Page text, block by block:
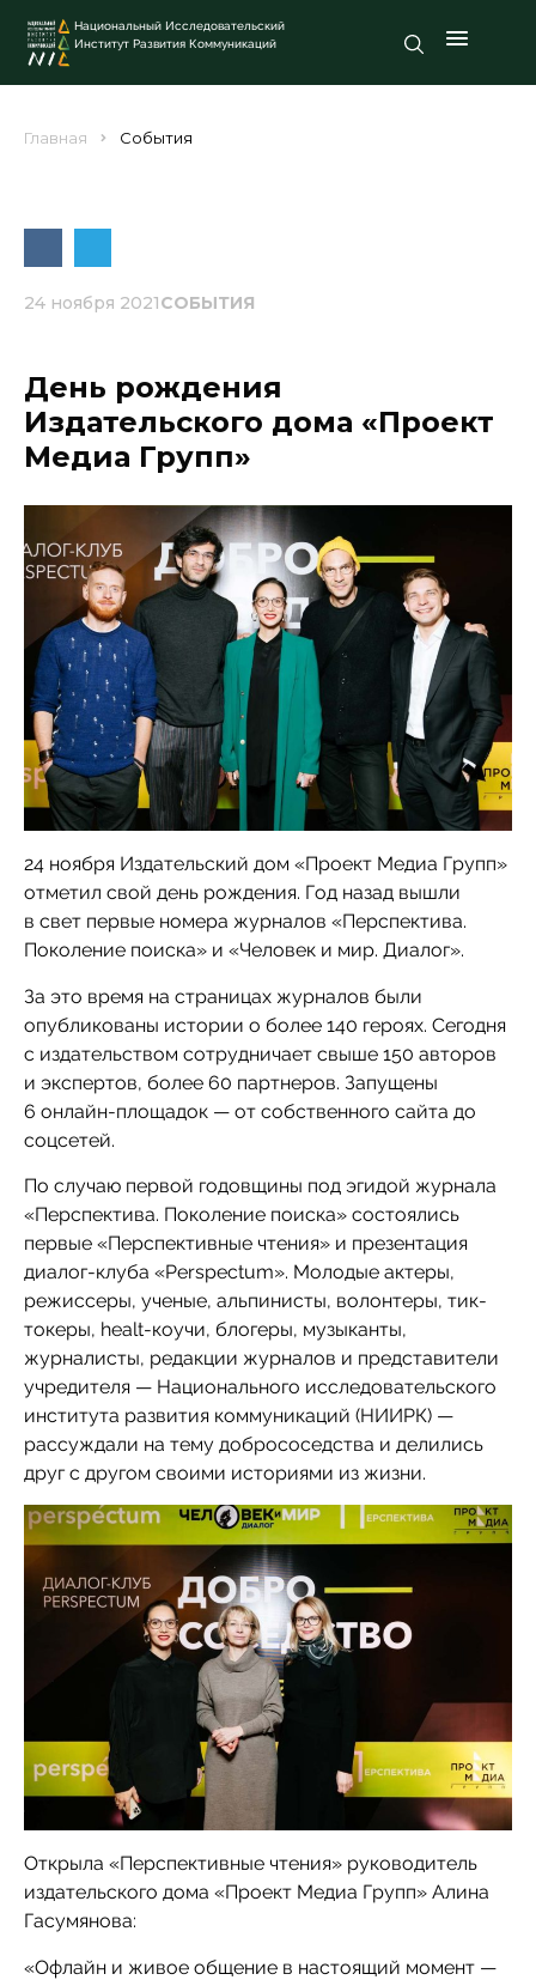
Национальный Исследовательский
Институт Развития Коммуникаций
Главная События
24 ноября 2021СОБЫТИЯ
День рождения
Издательского дома «Проект
Медиа Групп»
24 ноября Издательский дом «Проект Медиа Групп»
отметил свой день рождения. Год назад вышли
в свет первые номера журналов «Перспектива.
Поколение поиска» и «Человек и мир. Диалог».
За это время на страницах журналов были
опубликованы истории о более 140 героях. Сегодня
с издательством сотрудничает свыше 150 авторов
и экспертов, более 60 партнеров. Запущены
6 онлайн-площадок — от собственного сайта до
соцсетей.
По случаю первой годовщины под эгидой журнала
«Перспектива. Поколение поиска» состоялись
первые «Перспективные чтения» и презентация
диалог-клуба «Perspectum». Молодые актеры,
режиссеры, ученые, альпинисты, волонтеры, тик-
токеры, healt-коучи, блогеры, музыканты,
журналисты, редакции журналов и представители
учредителя — Национального исследовательского
института развития коммуникаций (НИИРК) —
рассуждали на тему добрососедства и делились
друг с другом своими историями из жизни.
Открыла «Перспективные чтения» руководитель
издательского дома «Проект Медиа Групп» Алина
Гасумянова:
«Офлайн и живое общение в настоящий момент —